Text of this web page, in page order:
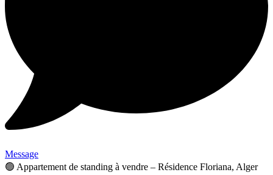
Message
🟢 Appartement de standing à vendre – Résidence Floriana, Alger